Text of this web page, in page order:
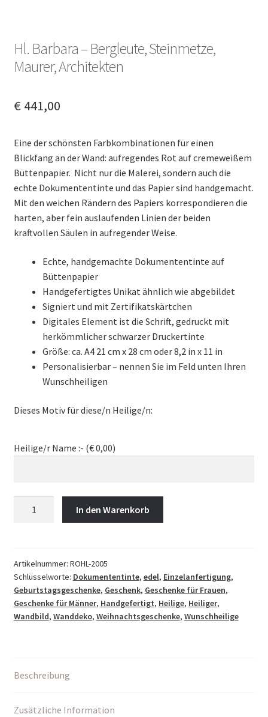
Deutsch (Sie)
Hl. Barbara – Bergleute, Steinmetze,
Maurer, Architekten
€441,00
Eine der schönsten Farbkombinationen für einen
Blickfang an der Wand: aufregendes Rot auf cremeweißem
Büttenpapier. Nicht nur die Malerei, sondern auch die
echte Dokumententinte und das Papier sind handgemacht.
Mit den weichen Rändern des Papiers korrespondieren die
harten, aber fein auslaufenden Linien der beiden
kraftvollen Säulen in aufregender Weise.
Echte, handgemachte Dokumententinte auf
Büttenpapier
Handgefertigtes Unikat ähnlich wie abgebildet
Signiert und mit Zertifikatskärtchen
Digitales Element ist die Schrift, gedruckt mit
herkömmlicher schwarzer Druckertinte
Größe: ca. A4 21 cm x 28 cm oder 8,2 in x 11 in
Personalisierbar – nennen Sie im Feld unten Ihren
Wunschheiligen
Dieses Motiv für diese/n Heilige/n:
Heilige/r Name :- (€0,00)
Steinmetze,
Maurer,
Architekten
Menge
In den Warenkorb
Artikelnummer: ROHL-2005
Schlüsselworte: Dokumententinte, edel, Einzelanfertigung,
Geburtstagsgeschenke, Geschenk, Geschenke für Frauen,
Geschenke für Männer, Handgefertigt, Heilige, Heiliger,
Wandbild, Wanddeko, Weihnachtsgeschenke, Wunschheilige
Beschreibung
Zusätzliche Information